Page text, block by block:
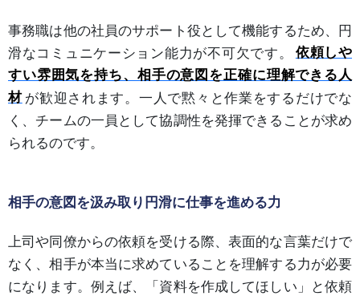
事務職は他の社員のサポート役として機能するため、円
滑なコミュニケーション能力が不可欠です。
依頼しや
すい雰囲気を持ち、相手の意図を正確に理解できる人
材 が歓迎されます。一人で黙々と作業をするだけでな
く、チームの一員として協調性を発揮できることが求め
られるのです。
相手の意図を汲み取り円滑に仕事を進める力
上司や同僚からの依頼を受ける際、表面的な言葉だけで
なく、相手が本当に求めていることを理解する力が必要
になります。例えば、「資料を作成してほしい」と依頼